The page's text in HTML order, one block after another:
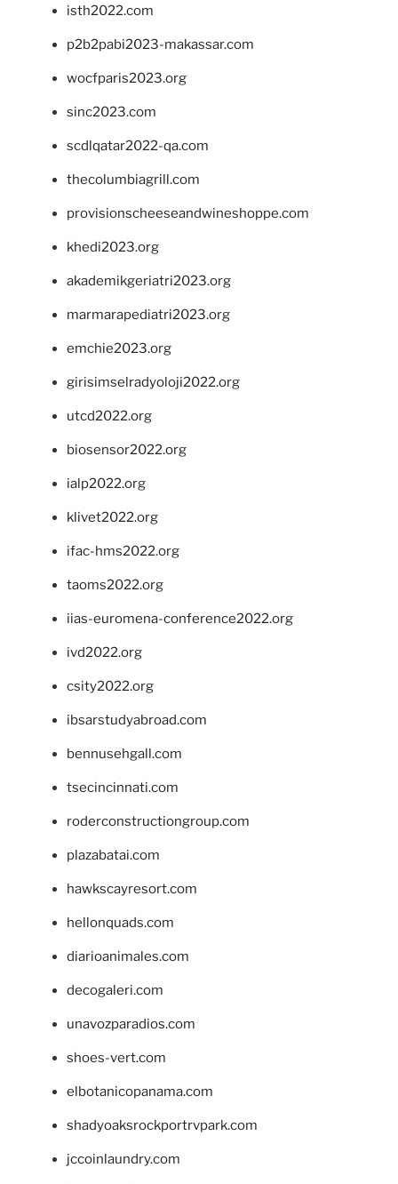
isth2022.com
p2b2pabi2023-makassar.com
wocfparis2023.org
sinc2023.com
scdlqatar2022-qa.com
thecolumbiagrill.com
provisionscheeseandwineshoppe.com
khedi2023.org
akademikgeriatri2023.org
marmarapediatri2023.org
emchie2023.org
girisimselradyoloji2022.org
utcd2022.org
biosensor2022.org
ialp2022.org
klivet2022.org
ifac-hms2022.org
taoms2022.org
iias-euromena-conference2022.org
ivd2022.org
csity2022.org
ibsarstudyabroad.com
bennusehgall.com
tsecincinnati.com
roderconstructiongroup.com
plazabatai.com
hawkscayresort.com
hellonquads.com
diarioanimales.com
decogaleri.com
unavozparadios.com
shoes-vert.com
elbotanicopanama.com
shadyoaksrockportrvpark.com
jccoinlaundry.com